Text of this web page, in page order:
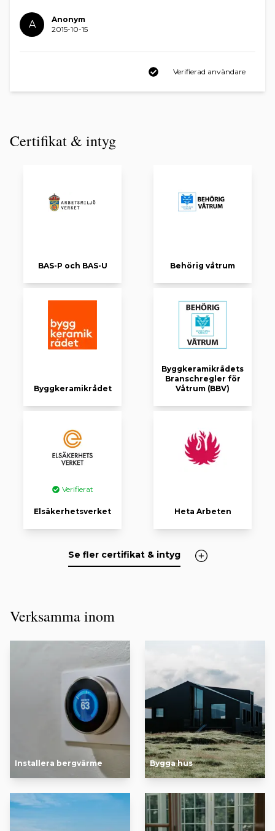
A
Anonym
2015-10-15
Verifierad användare
Certifikat & intyg
BAS-P och BAS-U Behörig våtrum
Byggkeramikrådet
Byggkeramikrådets
Branschregler för
Våtrum (BBV)
Verifierat
Elsäkerhetsverket Heta Arbeten
Se fler certifikat & intyg
Verksamma inom
Installera bergvärme Bygga hus